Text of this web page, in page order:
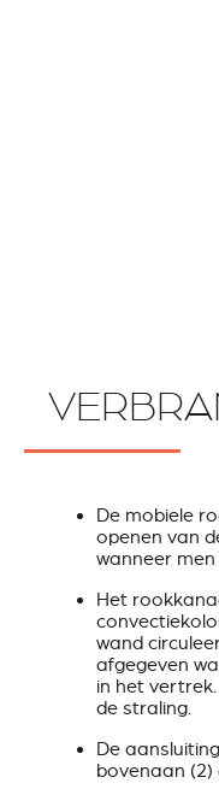
De mobiele
openen van
wanneer
Het
wand
afgegeven
in het
de straling.
De
bovenaan